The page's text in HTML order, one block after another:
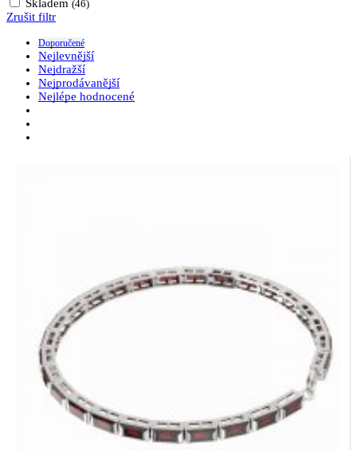
Skladem (46)
Zrušit filtr
Doporučené
Nejlevnější
Nejdražší
Nejprodávanější
Nejlépe hodnocené